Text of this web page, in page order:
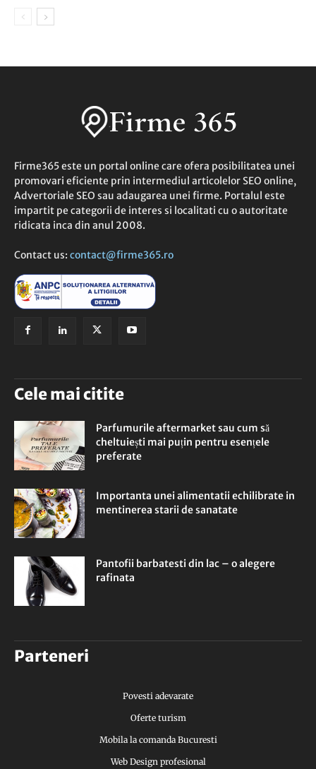
Firme365 este un portal online care ofera posibilitatea unei
promovari eficiente prin intermediul articolelor SEO online,
Advertoriale SEO sau adaugarea unei firme. Portalul este
impartit pe categorii de interes si localitati cu o autoritate
ridicata inca din anul 2008.
Contact us: contact@firme365.ro
Cele mai citite
Parfumurile aftermarket sau cum să
cheltuiești mai puțin pentru esențele
preferate
Importanta unei alimentatii echilibrate in
mentinerea starii de sanatate
Pantofii barbatesti din lac – o alegere
rafinata
Parteneri
Povesti adevarate
Oferte turism
Mobila la comanda Bucuresti
Web Design profesional